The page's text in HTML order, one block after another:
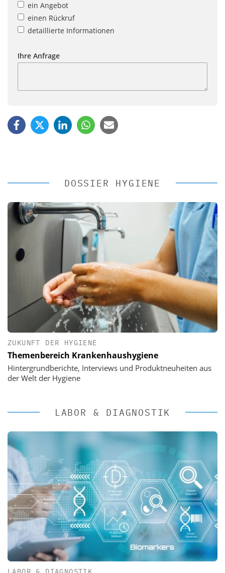
ein Angebot
einen Rückruf
detaillierte Informationen
Ihre Anfrage
DOSSIER HYGIENE
ZUKUNFT DER HYGIENE
Themenbereich Krankenhaushygiene
Hintergrundberichte, Interviews und Produktneuheiten aus
der Welt der Hygiene
LABOR & DIAGNOSTIK